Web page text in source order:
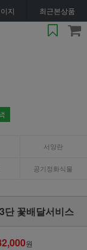
지 최근본상품
서양란
공기정화식물
단 꽃배달서비스
원